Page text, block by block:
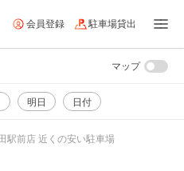
会員登録 駐車場貸出
明日 日付
マップ
駅前店 近くの安い駐車場